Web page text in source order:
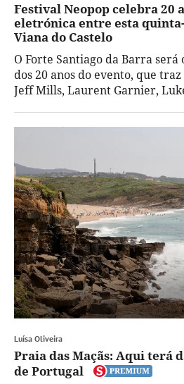
Festival Neopop celebra 20
eletrónica entre esta
Viana do Castelo
O Forte Santiago da Barra
dos 20 anos do evento, que
Jeff Mills, Laurent Garnier,
Luísa Oliveira
Praia das Maçãs: Aqui terá
de Portugal